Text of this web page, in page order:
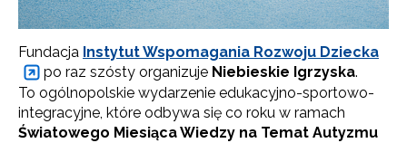
Fundacja Instytut Wspomagania Rozwoju Dziecka
po raz szósty organizuje Niebieskie Igrzyska.
To ogólnopolskie wydarzenie edukacyjno-sportowo-
integracyjne, które odbywa się co roku w ramach
Światowego Miesiąca Wiedzy na Temat Autyzmu